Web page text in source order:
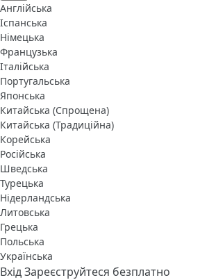
Англійська
Іспанська
Німецька
Французька
Італійська
Португальська
Японська
Китайська (Спрощена)
Китайська (Традиційна)
Корейська
Російська
Шведська
Турецька
Нідерландська
Литовська
Грецька
Польська
Українська
ВхідЗареєструйтеся безплатно